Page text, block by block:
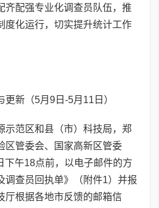
齐配强专业化调查员队伍，推
度化运行，切实提升统计工作
更新（5月9日-5月11日）
示范区和县（市）科技局，郑
区管委会、国家高新区管委
下午18点前，以电子邮件的方
调查员回执单》（附件1）并报
厅根据各地市反馈的邮箱信